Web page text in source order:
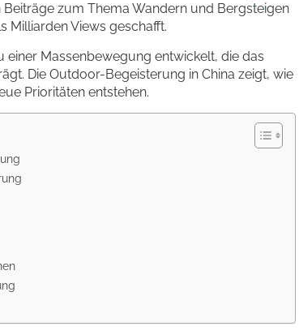
zum Thema Wandern und Bergsteigen
Milliarden Views geschafft.
einer Massenbewegung entwickelt, die das
Die Outdoor-Begeisterung in China zeigt, wie
Prioritäten entstehen.